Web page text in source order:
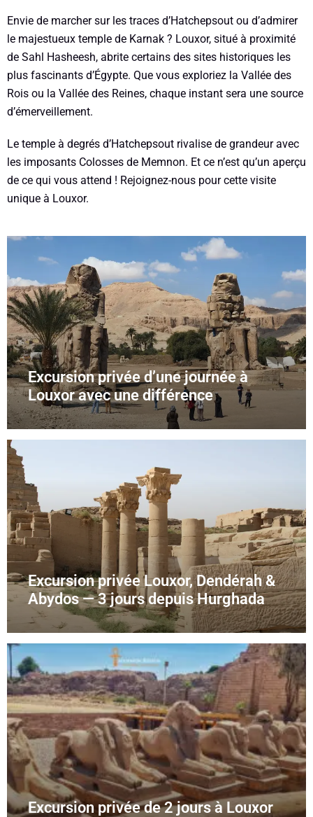
Envie de marcher sur les traces d’Hatchepsout ou d’admirer
le majestueux temple de Karnak ? Louxor, situé à proximité
de Sahl Hasheesh, abrite certains des sites historiques les
plus fascinants d’Égypte. Que vous exploriez la Vallée des
Rois ou la Vallée des Reines, chaque instant sera une source
d’émerveillement.
Le temple à degrés d’Hatchepsout rivalise de grandeur avec
les imposants Colosses de Memnon. Et ce n’est qu’un aperçu
de ce qui vous attend ! Rejoignez-nous pour cette visite
unique à Louxor.
Excursion privée d’une journée à
Louxor avec une différence
Excursion privée Louxor, Dendérah &
Abydos — 3 jours depuis Hurghada
Excursion privée de 2 jours à Louxor